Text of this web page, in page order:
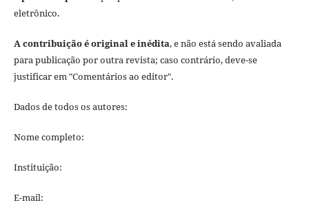
eletrônico.
A contribuição é original e inédita, e não está sendo avaliada
para publicação por outra revista; caso contrário, deve-se
justificar em "Comentários ao editor".
Dados de todos os autores:
Nome completo:
Instituição:
E-mail: